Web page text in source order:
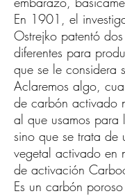
En 1901, el
Ostrejko patentó
diferentes para
que se le considera
Aclaremos algo,
de carbón activado
al que usamos para
sino que se trata de
vegetal activado en
de activación
Es un carbón